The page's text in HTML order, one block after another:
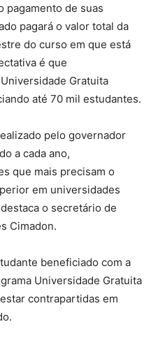
pagamento de suas
pagará o valor total da
do curso em que está
é que
Gratuita
até 70 mil estudantes.
pelo governador
a cada ano,
que mais precisam o
em universidades
o secretário de
Cimadon.
beneficiado com a
Universidade Gratuita
contrapartidas em